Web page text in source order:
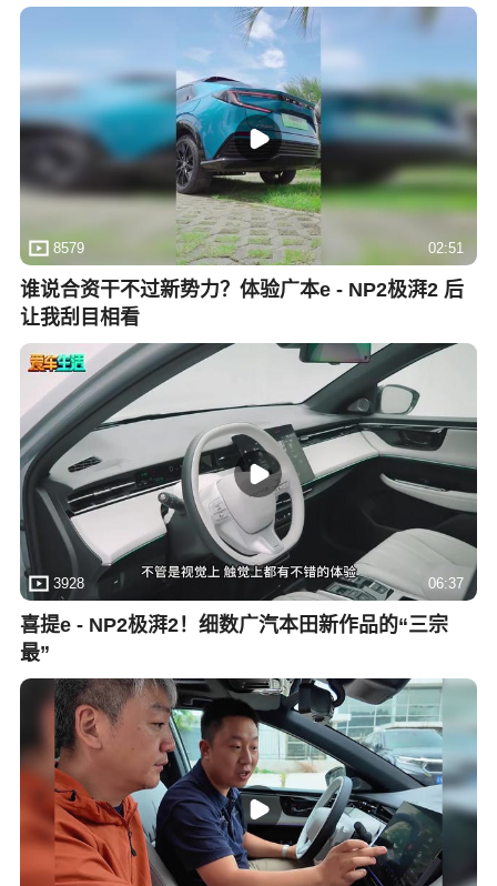
8579 02:51
谁说合资干不过新势力？体验广本e - NP2极湃2 后
让我刮目相看
3928 06:37
喜提e - NP2极湃2！细数广汽本田新作品的“三宗
最”